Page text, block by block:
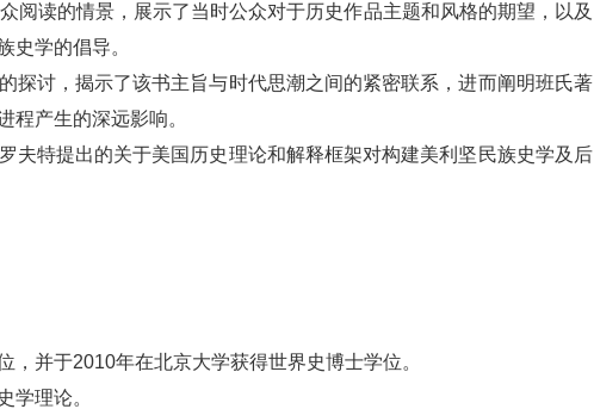
阅读的情景，展示了当时公众对于历史作品主题和风格的期望，以及
史学的倡导。
探讨，揭示了该书主旨与时代思潮之间的紧密联系，进而阐明班氏著
程产生的深远影响。
夫特提出的关于美国历史理论和解释框架对构建美利坚民族史学及后
并于2010年在北京大学获得世界史博士学位。
学理论。